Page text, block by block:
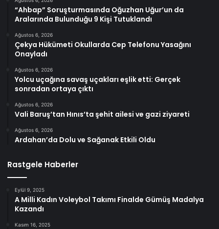
“Ahbap” Soruşturmasında Oğuzhan Uğur’un da
Aralarında Bulunduğu 9 Kişi Tutuklandı
Ağustos 6, 2026
Çekya Hükümeti Okullarda Cep Telefonu Yasağını
Onayladı
Ağustos 6, 2026
Yolcu uçağına savaş uçakları eşlik etti: Gerçek
sonradan ortaya çıktı
Ağustos 6, 2026
Vali Baruş’tan Hınıs’ta şehit ailesi ve gazi ziyareti
Ağustos 6, 2026
Ardahan’da Dolu ve Sağanak Etkili Oldu
Rastgele Haberler
Eylül 9, 2025
A Milli Kadın Voleybol Takımı Finalde Gümüş Madalya
Kazandı
Kasım 16, 2025